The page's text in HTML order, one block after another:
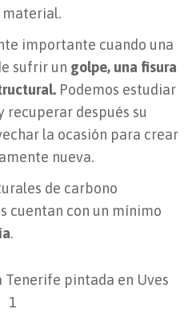
material.
importante cuando una
sufrir un golpe, una fisura
Podemos estudiar
recuperar después su
la ocasión para crear
nueva.
de carbono
cuentan con un mínimo
.